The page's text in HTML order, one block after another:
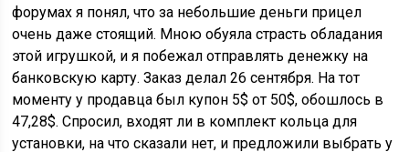
форумах я понял, что за небольшие деньги прицел
очень даже стоящий. Мною обуяла страсть обладания
этой игрушкой, и я побежал отправлять денежку на
банковскую карту. Заказ делал 26 сентября. На тот
моменту у продавца был купон 5$ от 50$, обошлось в
47,28$. Спросил, входят ли в комплект кольца для
установки, на что сказали нет, и предложили выбрать у